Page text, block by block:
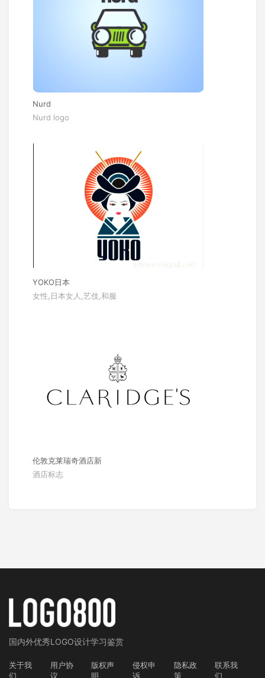
Nurd
Nurd logo
YOKO日本
女性,日本女人,艺伎,和服
伦敦克莱瑞奇酒店新
酒店标志
国内外优秀LOGO设计学习鉴赏
关于我
们
用户协
议
版权声
明
侵权申
诉
隐私政
策
联系我
们